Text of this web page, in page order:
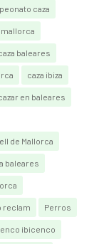
caza
mallorca
baleares
caza ibiza
en baleares
de Mallorca
baleares
reclam Perros
ibicenco